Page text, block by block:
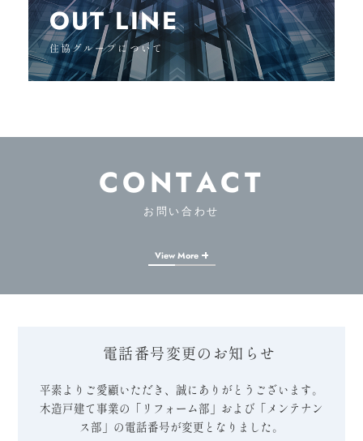
OUT LINE
住協グループについて
CONTACT
お問い合わせ
View More
電話番号変更のお知らせ
平素よりご愛顧いただき、誠にありがとうございます。
木造戸建て事業の「リフォーム部」および「メンテナン
ス部」の電話番号が変更となりました。